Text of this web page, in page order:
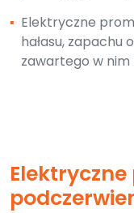
▪ Elektryczne
hałasu, zapachu
zawartego w nim